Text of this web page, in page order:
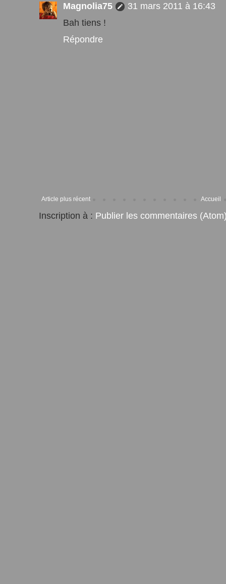
Magnolia75
31 mars 2011 à 16:43
Bah tiens !
Répondre
Article plus récent Accueil
Inscription à : Publier les commentaires